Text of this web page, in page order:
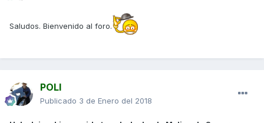
Saludos. Bienvenido al foro.
POLI
Publicado 3 de Enero del 2018